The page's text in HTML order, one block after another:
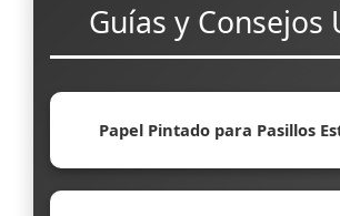
Guías y Consejos
Papel Pintado para Pasillos